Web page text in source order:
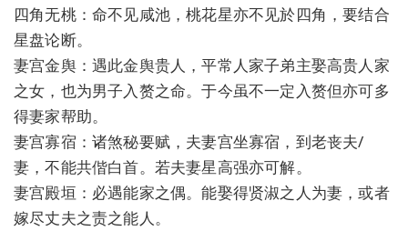
四角无桃：命不见咸池，桃花星亦不见於四角，要结合
星盘论断。
妻宫金舆：遇此金舆贵人，平常人家子弟主娶高贵人家
之女，也为男子入赘之命。于今虽不一定入赘但亦可多
得妻家帮助。
妻宫寡宿：诸煞秘要赋，夫妻宫坐寡宿，到老丧夫/
妻，不能共偕白首。若夫妻星高强亦可解。
妻宫殿垣：必遇能家之偶。能娶得贤淑之人为妻，或者
嫁尽丈夫之责之能人。